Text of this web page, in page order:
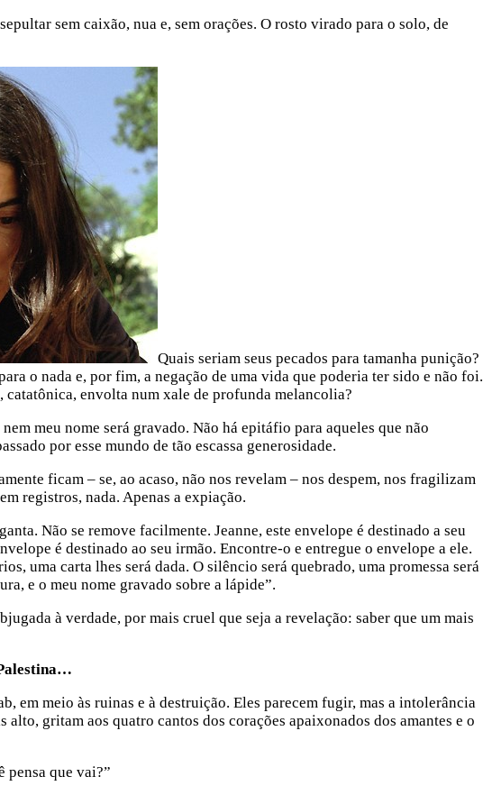
sem caixão, nua e, sem orações. O rosto virado para o solo, de
Quais seriam seus pecados para tamanha punição?
o nada e, por fim, a negação de uma vida que poderia ter sido e não foi.
envolta num xale de profunda melancolia?
meu nome será gravado. Não há epitáfio para aqueles que não
por esse mundo de tão escassa generosidade.
ficam – se, ao acaso, não nos revelam – nos despem, nos fragilizam
registros, nada. Apenas a expiação.
Não se remove facilmente. Jeanne, este envelope é destinado a seu
é destinado ao seu irmão. Encontre-o e entregue o envelope a ele.
uma carta lhes será dada. O silêncio será quebrado, uma promessa será
e o meu nome gravado sobre a lápide”.
à verdade, por mais cruel que seja a revelação: saber que um mais
em meio às ruinas e à destruição. Eles parecem fugir, mas a intolerância
gritam aos quatro cantos dos corações apaixonados dos amantes e o
pensa que vai?”